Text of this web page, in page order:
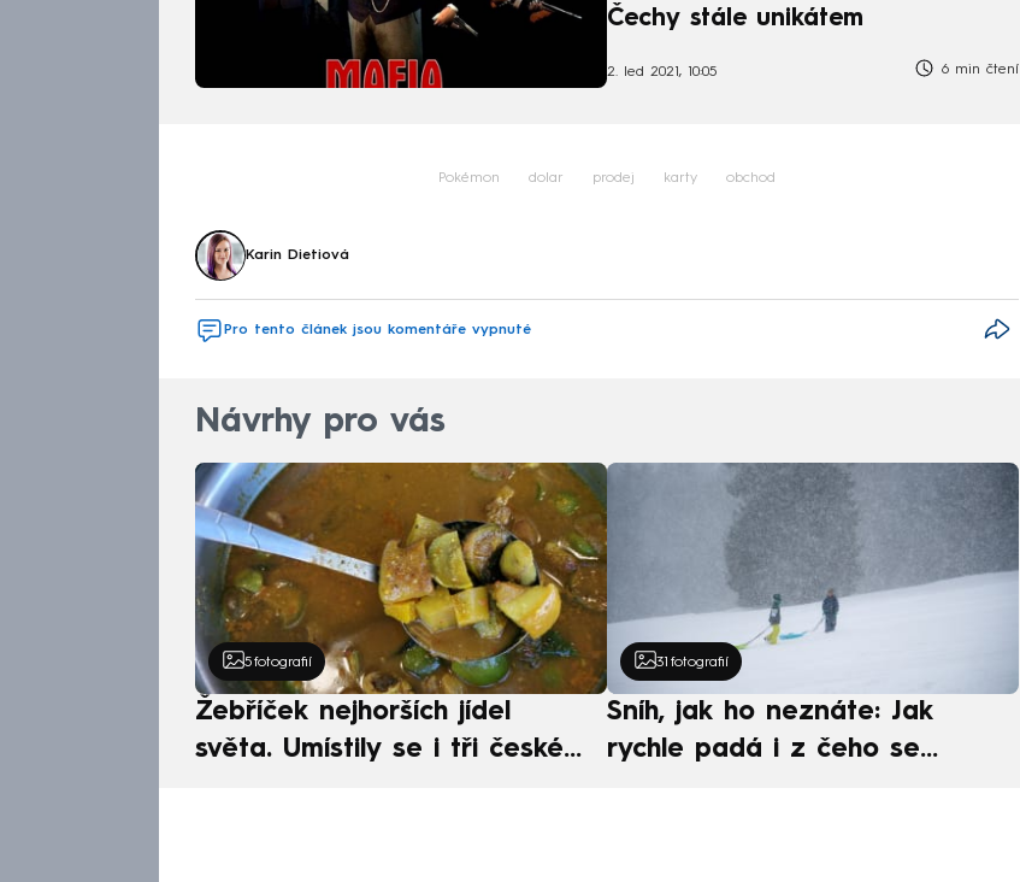
Čechy stále unikátem
2. led 2021, 10:05 6 min čtení
Pokémon dolar prodej karty obchod
Karin Dietiová
Pro tento článek jsou komentáře vypnuté
Návrhy pro vás
5 fotografií
Žebříček nejhorších jídel
světa. Umístily se i tři české
31 fotografií
Sníh, jak ho neznáte: Jak
rychle padá i z čeho se